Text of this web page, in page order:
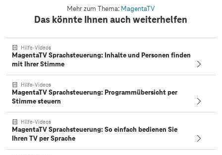
Mehr zum Thema: MagentaTV
Das könnte Ihnen auch weiterhelfen
Hilfe-Videos
MagentaTV Sprachsteuerung: Inhalte und Personen finden
mit Ihrer Stimme
Hilfe-Videos
MagentaTV Sprachsteuerung: Programmübersicht per
Stimme steuern
Hilfe-Videos
MagentaTV Sprachsteuerung: So einfach bedienen Sie
Ihren TV per Sprache